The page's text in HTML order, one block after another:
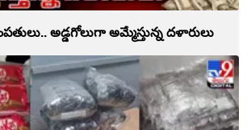
అడ్డగోలుగా అమ్మేస్తున్న దళారులు